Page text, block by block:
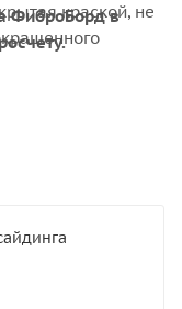
краской, не
и шелушению,
не горючий
не выделяет
ФиброБорд в